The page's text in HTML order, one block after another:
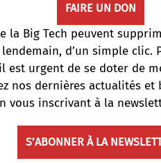
FAIRE UN DON
la Big Tech peuvent
d’un simple clic.
est urgent de se doter de
nos dernières actualités
vous inscrivant à la
S’ABONNER À LA